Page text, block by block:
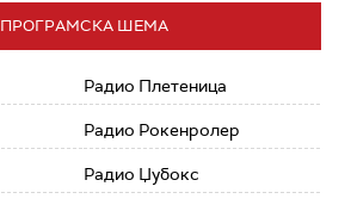
ПРОГРАМСКА ШЕМА
Радио Плетеница
Радио Рокенролер
Радио Џубокс